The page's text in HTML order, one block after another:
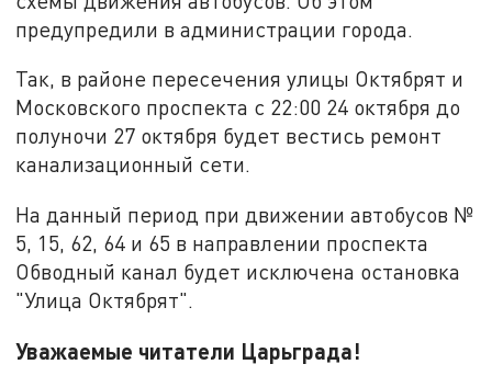
предупредили в администрации города.
Так, в районе пересечения улицы Октябрят и
Московского проспекта с 22:00 24 октября до
полуночи 27 октября будет вестись ремонт
канализационный сети.
На данный период при движении автобусов №
5, 15, 62, 64 и 65 в направлении проспекта
Обводный канал будет исключена остановка
"Улица Октябрят".
Уважаемые читатели Царьграда!